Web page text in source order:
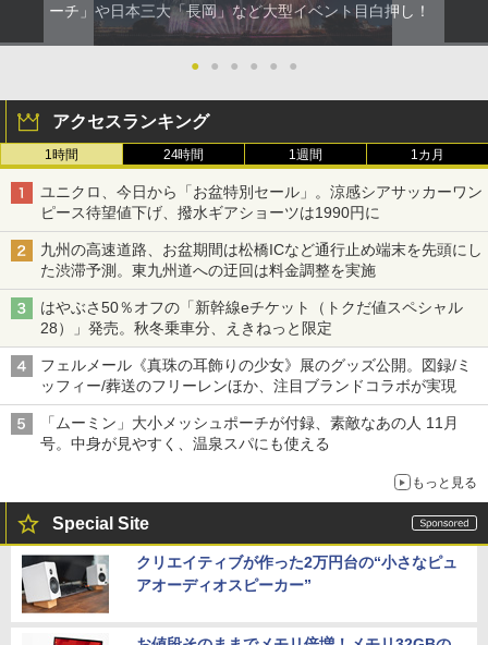
ーチ」や日本三大「長岡」など大型イベント目白押し！
● ● ● ● ● ●
アクセスランキング
1時間 24時間 1週間 1カ月
ユニクロ、今日から「お盆特別セール」。涼感シアサッカーワン
ピース待望値下げ、撥水ギアショーツは1990円に
九州の高速道路、お盆期間は松橋ICなど通行止め端末を先頭にし
た渋滞予測。東九州道への迂回は料金調整を実施
はやぶさ50％オフの「新幹線eチケット（トクだ値スペシャル
28）」発売。秋冬乗車分、えきねっと限定
フェルメール《真珠の耳飾りの少女》展のグッズ公開。図録/ミ
ッフィー/葬送のフリーレンほか、注目ブランドコラボが実現
「ムーミン」大小メッシュポーチが付録、素敵なあの人 11月
号。中身が見やすく、温泉スパにも使える
もっと見る
Special Site
クリエイティブが作った2万円台の“小さなピュ
アオーディオスピーカー”